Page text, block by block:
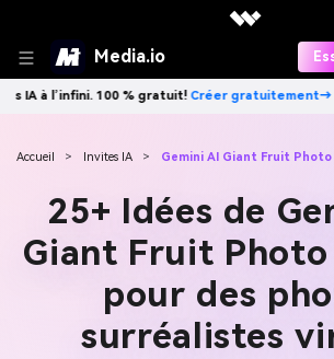
Media.io
gratuitement→ Créez des images IA à
Accueil > Invites IA > Gemini AI Giant Fruit
25+ Idées de
Giant Fruit
pour des
surréalistes